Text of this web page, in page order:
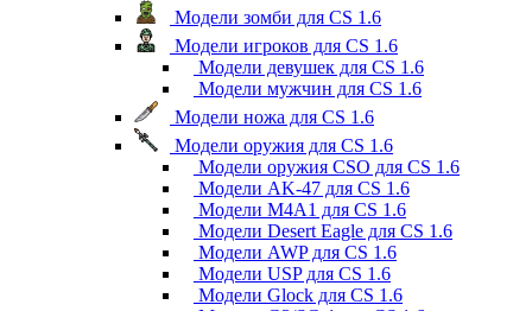
Модели зомби для CS 1.6
Модели игроков для CS 1.6
Модели девушек для CS 1.6
Модели мужчин для CS 1.6
Модели ножа для CS 1.6
Модели оружия для CS 1.6
Модели оружия CSO для CS 1.6
Модели AK-47 для CS 1.6
Модели M4A1 для CS 1.6
Модели Desert Eagle для CS 1.6
Модели AWP для CS 1.6
Модели USP для CS 1.6
Модели Glock для CS 1.6